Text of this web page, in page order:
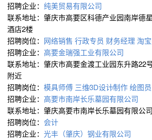
招聘企业： 纯美贸易有限公司
联系地址：肇庆市高要区科德产业园南岸德
酒店2楼
招聘岗位： 网络销售 行政专员 财务经理 淘
招聘企业： 高要金瑞强工业有限公司
联系地址：肇庆市高要金渡工业园东升路22
附近
招聘岗位： 模具师傅 三维∕3D设计∕制作绘图员
招聘企业： 高要市南岸长乐墓园有限公司
联系地址：肇庆高要市南岸长乐墓园有限公
招聘岗位： 会计
招聘企业： 光丰（肇庆）钢业有限公司